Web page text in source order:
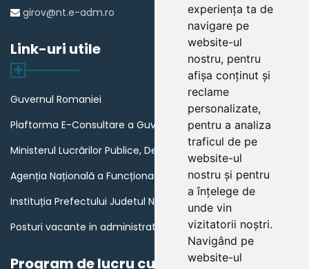
experiența ta de
navigare pe
website-ul
nostru, pentru
afișa conținut și
reclame
personalizate,
pentru a analiza
traficul de pe
website-ul
nostru și pentru
a înțelege de
unde vin
vizitatorii noștri.
Navigând pe
website-ul
girov@nt.e-adm.ro
Link-uri utile
Guvernul Romaniei
Plaftorma E-Consultare a Guvernului Romaniei
Ministerul Lucrărilor Publice, Dezvoltării și Administrației
Agenția Națională a Funcționarilor Publici
Instituția Prefectului Judetul Neamt
Posturi vacante in administratia publica din Romania
Program de lucru cu publicul